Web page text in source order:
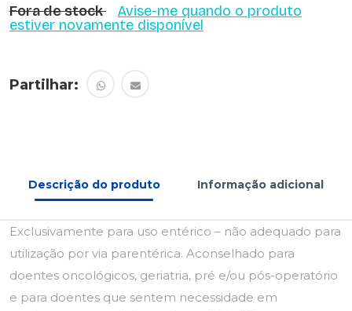
Fora de stock
Avise-me quando o produto
estiver novamente disponível
Partilhar:
Descrição do produto Informação adicional
Exclusivamente para uso entérico – não adequado para
utilização por via parentérica. Aconselhado para
doentes oncológicos, geriatria, pré e/ou pós-operatório
e para doentes que sentem necessidade em